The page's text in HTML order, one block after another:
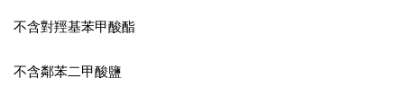
不含對羥基苯甲酸酯
不含鄰苯二甲酸鹽